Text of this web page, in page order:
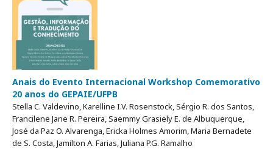
Anais do Evento Internacional Workshop Comemorativo
20 anos do GEPAIE/UFPB
Stella C. Valdevino, Karelline I.V. Rosenstock, Sérgio R. dos Santos,
Francilene Jane R. Pereira, Saemmy Grasiely E. de Albuquerque,
José da Paz O. Alvarenga, Ericka Holmes Amorim, Maria Bernadete
de S. Costa, Jamilton A. Farias, Juliana P.G. Ramalho